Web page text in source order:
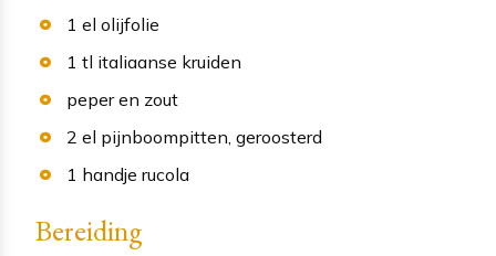
1 el olijfolie
1 tl italiaanse kruiden
peper en zout
2 el pijnboompitten, geroosterd
1 handje rucola
Bereiding